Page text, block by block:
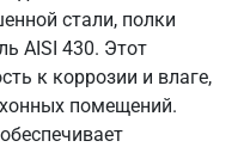
стали, полки
AISI 430. Этот
к коррозии и влаге,
помещений.